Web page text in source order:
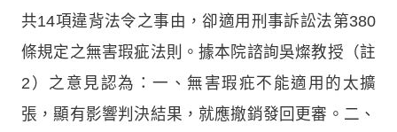
共14項違背法令之事由，卻適用刑事訴訟法第380
條規定之無害瑕疵法則。據本院諮詢吳燦教授（註
2）之意見認為：一、無害瑕疪不能適用的太擴
張，顯有影響判決結果，就應撤銷發回更審。二、